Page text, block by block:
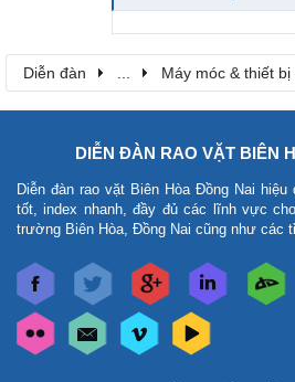
Diễn đàn Máy móc & thiết bị
DIỄN ĐÀN RAO VẶT BIÊN
Diễn đàn rao vặt Biên Hòa Đồng Nai hiệu
tốt, index nhanh, đầy đủ các lĩnh vực
trường Biên Hòa, Đồng Nai cũng như các